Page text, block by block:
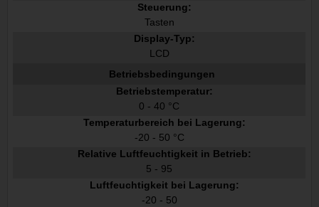
Steuerung:
Tasten
Display-Typ:
LCD
Betriebsbedingungen
Betriebstemperatur:
0 - 40 °C
Temperaturbereich bei Lagerung:
-20 - 50 °C
Relative Luftfeuchtigkeit in Betrieb:
5 - 95
Luftfeuchtigkeit bei Lagerung:
-20 - 50